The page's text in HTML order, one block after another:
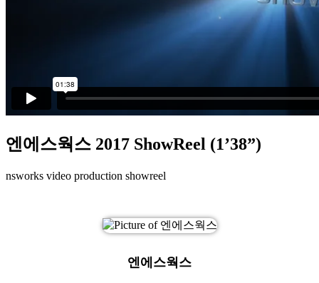
엔에스웍스 2017 ShowReel (1’38”)
nsworks video production showreel
엔에스웍스